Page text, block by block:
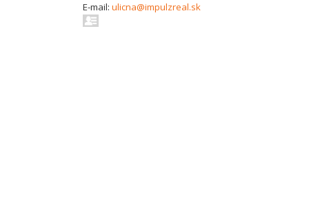
E-mail: ulicna@impulzreal.sk